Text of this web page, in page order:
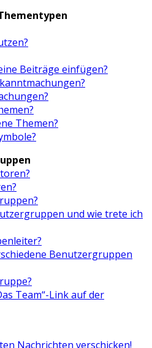
Beiträge einfügen?
Themen?
und wie trete ich
Benutzergruppen
Team“-Link auf der
Nachrichten verschicken!